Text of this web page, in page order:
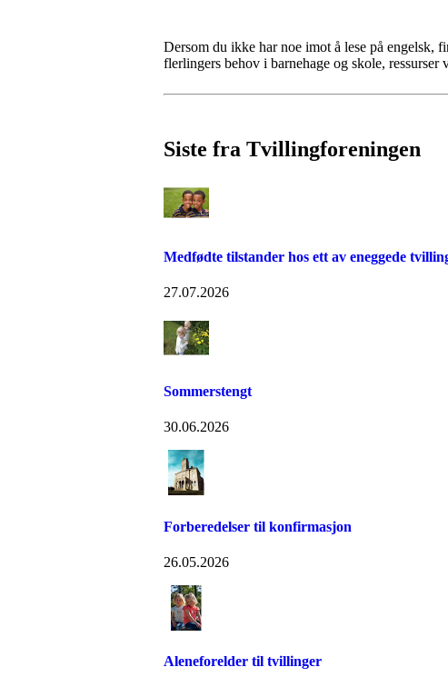
Dersom du ikke har noe imot å lese på
flerlingers behov i barnehage og skole,
Siste fra Tvillingforeningen
Medfødte tilstander hos ett av eneggede
27.07.2026
Sommerstengt
30.06.2026
Forberedelser til konfirmasjon
26.05.2026
Aleneforelder til tvillinger